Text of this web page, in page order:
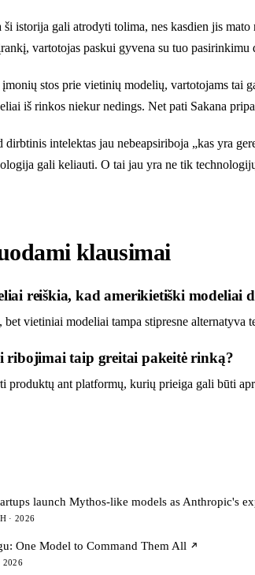
ši istorija gali atrodyti tolima, nes kasdien jis
vartotojas paskui gyvena su tuo pasirinkimu
stos prie vietinių modelių, vartotojams tai
iš rinkos niekur nedings. Net pati Sakana
intelektas jau nebeapsiriboja „kas yra
gali keliauti. O tai jau yra ne tik
klausimai
reiškia, kad amerikietiški modeliai
bet vietiniai modeliai tampa stipresne
ribojimai taip greitai pakeitė rinką?
produktų ant platformų, kurių prieiga gali būti
launch Mythos-like models as Anthropic's
· 2026
One Model to Command Them All
2026